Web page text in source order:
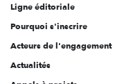
Ligne éditoriale
Pourquoi s'inscrire
Acteurs de l'engagement
Actualités